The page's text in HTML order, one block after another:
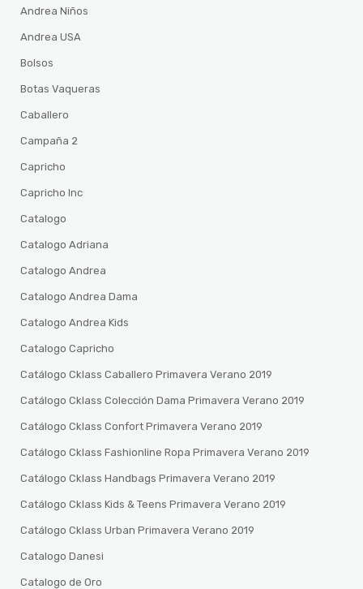
Andrea Niños
Andrea USA
Bolsos
Botas Vaqueras
Caballero
Campaña 2
Capricho
Capricho Inc
Catalogo
Catalogo Adriana
Catalogo Andrea
Catalogo Andrea Dama
Catalogo Andrea Kids
Catalogo Capricho
Catálogo Cklass Caballero Primavera Verano 2019
Catálogo Cklass Colección Dama Primavera Verano 2019
Catálogo Cklass Confort Primavera Verano 2019
Catálogo Cklass Fashionline Ropa Primavera Verano 2019
Catálogo Cklass Handbags Primavera Verano 2019
Catálogo Cklass Kids & Teens Primavera Verano 2019
Catálogo Cklass Urban Primavera Verano 2019
Catalogo Danesi
Catalogo de Oro